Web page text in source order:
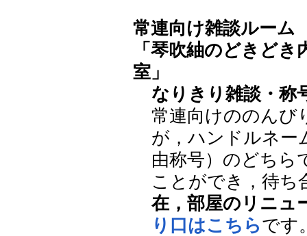
常連向け雑談ルーム
「琴吹紬のどきどき
室」
なりきり雑談・称
常連向けののんび
が，ハンドルネー
由称号）のどちら
ことができ，待ち
在，部屋のリニュ
り口はこちらです